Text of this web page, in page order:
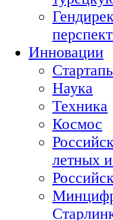
Инновации
Наука
Техника
Космос
летных